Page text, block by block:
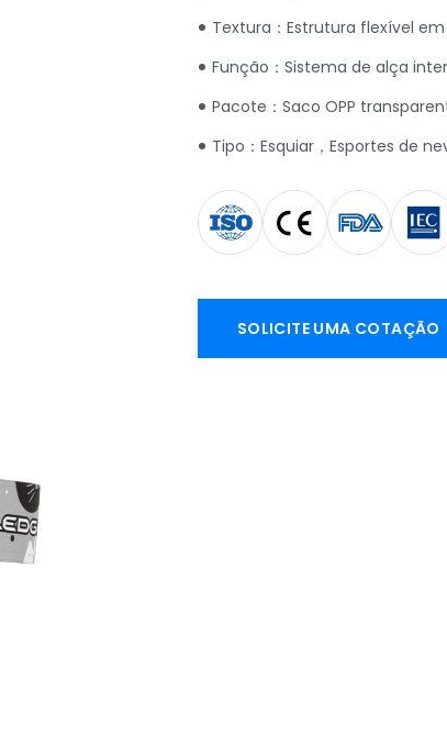
Textura：Estrutura flexível
Função：Sistema de alça
Pacote：Saco OPP
Tipo：Esquiar，Esportes de
SOLICITE UMA COTAÇÃO